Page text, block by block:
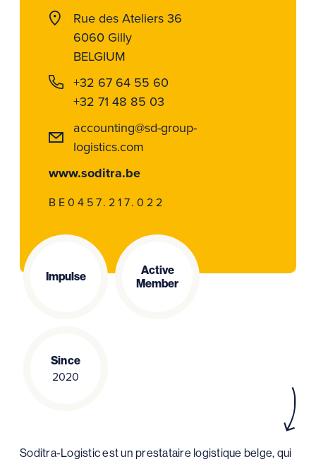
Rue des Ateliers 36
6060 Gilly
BELGIUM
+32 67 64 55 60
+32 71 48 85 03
accounting@sd-group-
logistics.com
www.soditra.be
BE0457.217.022
Impulse
Active
Member
Since
2020
Soditra-Logistic est un prestataire logistique belge, qui